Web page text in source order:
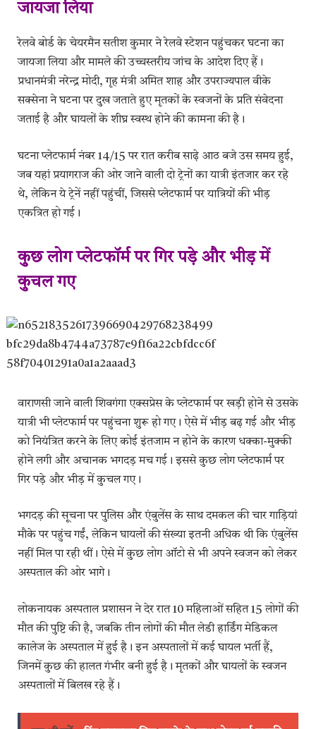
जायजा लिया
रेलवे बोर्ड के चेयरमैन सतीश कुमार ने रेलवे स्टेशन पहुंचकर घटना का
जायजा लिया और मामले की उच्चस्तरीय जांच के आदेश दिए हैं।
प्रधानमंत्री नरेन्द्र मोदी, गृह मंत्री अमित शाह और उपराज्यपाल वीके
सक्सेना ने घटना पर दुख जताते हुए मृतकों के स्वजनों के प्रति संवेदना
जताई है और घायलों के शीघ्र स्वस्थ होने की कामना की है।
घटना प्लेटफार्म नंबर 14/15 पर रात करीब साढ़े आठ बजे उस समय हुई,
जब यहां प्रयागराज की ओर जाने वाली दो ट्रेनों का यात्री इंतजार कर रहे
थे, लेकिन ये ट्रेनें नहीं पहुंचीं, जिससे प्लेटफार्म पर यात्रियों की भीड़
एकत्रित हो गई।
कुछ लोग प्लेटफॉर्म पर गिर पड़े और भीड़ में
कुचल गए
वाराणसी जाने वाली शिवगंगा एक्सप्रेस के प्लेटफार्म पर खड़ी होने से उसके
यात्री भी प्लेटफार्म पर पहुंचना शुरू हो गए। ऐसे में भीड़ बढ़ गई और भीड़
को नियंत्रित करने के लिए कोई इंतजाम न होने के कारण धक्का-मुक्की
होने लगी और अचानक भगदड़ मच गई। इससे कुछ लोग प्लेटफार्म पर
गिर पड़े और भीड़ में कुचल गए।
भगदड़ की सूचना पर पुलिस और एंबुलेंस के साथ दमकल की चार गाड़ियां
मौके पर पहुंच गईं, लेकिन घायलों की संख्या इतनी अधिक थी कि एंबुलेंस
नहीं मिल पा रही थीं। ऐसे में कुछ लोग ऑटो से भी अपने स्वजन को लेकर
अस्पताल की ओर भागे।
लोकनायक अस्पताल प्रशासन ने देर रात 10 महिलाओं सहित 15 लोगों की
मौत की पुष्टि की है, जबकि तीन लोगों की मौत लेडी हार्डिंग मेडिकल
कालेज के अस्पताल में हुई है। इन अस्पतालों में कई घायल भर्ती हैं,
जिनमें कुछ की हालत गंभीर बनी हुई है। मृतकों और घायलों के स्वजन
अस्पतालों में बिलख रहे हैं।